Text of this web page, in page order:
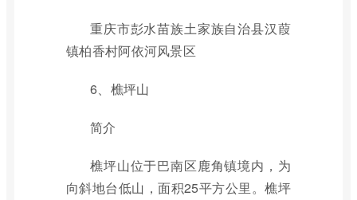
重庆市彭水苗族土家族自治县汉葭
镇柏香村阿依河风景区
6、樵坪山
简介
樵坪山位于巴南区鹿角镇境内，为
向斜地台低山，面积25平方公里。樵坪